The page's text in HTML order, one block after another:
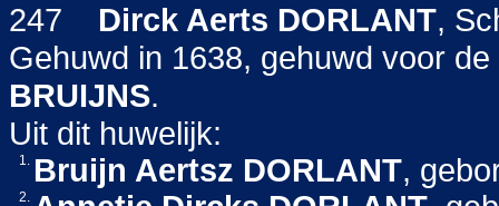
247 Dirck Aerts DORLANT,
Gehuwd in 1638, gehuwd voor
BRUIJNS.
Uit dit huwelijk:
1. Bruijn Aertsz DORLANT,
2.